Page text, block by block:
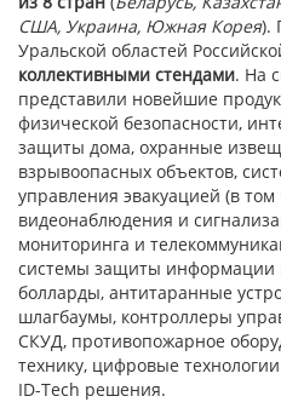
США, Украина, Южная Корея).
Уральской областей
коллективными стендами. На
представили новейшие
физической безопасности,
защиты дома, охранные
взрывоопасных объектов,
управления эвакуацией (в
видеонаблюдения и
мониторинга и
системы защиты информации
болларды, антитаранные
шлагбаумы, контроллеры
СКУД, противопожарное
технику, цифровые
ID-Tech решения.